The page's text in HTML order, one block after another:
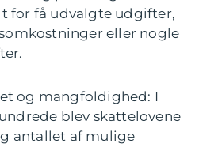
for få udvalgte udgifter,
eller nogle
og mangfoldighed: I
blev skattelovene
antallet af mulige